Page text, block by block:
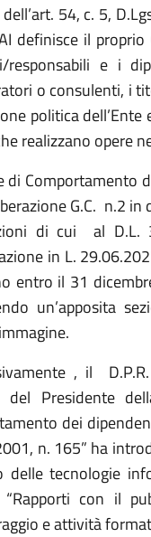
54, c. 5,
definisce il
responsabili e i
o consulenti, i
politica
realizzano opere
di Comportamento
G.C. n.2
di cui al D.L.
in L.
entro il 31
un’apposita
, il
del Presidente
dei
n. 165” ha
delle tecnologie
“Rapporti con il
e attività